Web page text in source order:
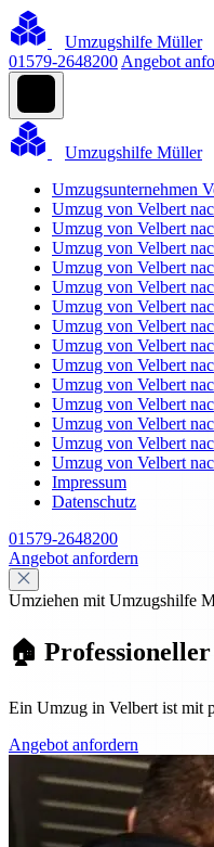
Umzugshilfe Müller
01579-2648200 Angebot
Umzugshilfe Müller
Umzugsunternehmen
Umzug von Velbert
Umzug von Velbert
Umzug von Velbert
Umzug von Velbert
Umzug von Velbert
Umzug von Velbert
Umzug von Velbert
Umzug von Velbert
Umzug von Velbert
Umzug von Velbert
Umzug von Velbert
Umzug von Velbert
Umzug von Velbert
Umzug von Velbert
Impressum
Datenschutz
01579-2648200
Angebot anfordern
Umziehen mit Umzugshilfe
🏠
Ein Umzug in Velbert ist mit
Angebot anfordern